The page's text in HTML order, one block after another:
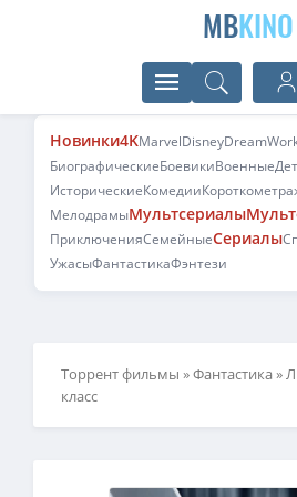
MBKINO
Новинки4KMarvelDisney
БиографическиеБоевикиВоенные
ИсторическиеКомедии
МелодрамыМультсериалы
ПриключенияСемейныеСериалы
УжасыФантастикаФэнтези
Торрент фильмы »Фантастика»
класс